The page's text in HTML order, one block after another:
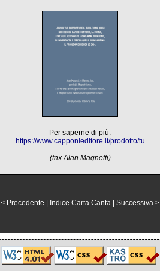
Per saperne di più:
https://www.capponieditore.it/prodotto/tu
(tnx Alan Magnetti)
< Precedente Indice Carta Canta Successiva >